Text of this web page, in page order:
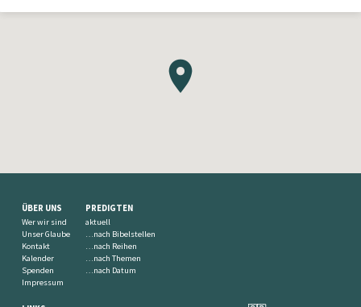
ÜBER UNS
Wer wir sind
Unser Glaube
Kontakt
Kalender
Spenden
Impressum
PREDIGTEN
aktuell
…nach Bibelstellen
…nach Reihen
…nach Themen
…nach Datum